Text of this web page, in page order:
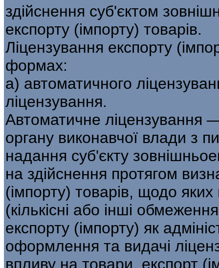
здійснення суб'єктом
експорту (імпорту) товарів.
Ліцензування експорту
формах:
а) автоматичного
ліцензування.
Автоматичне ліцензування
ор­гану виконавчої влади з
надання суб'єкту
на здійснення протягом
(імпорту) товарів, щодо
(кількісні або інші
експорту (імпорту) як
оформлення та видачі
впливу на товари, екс­порт